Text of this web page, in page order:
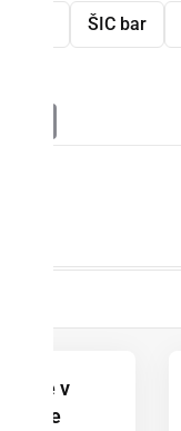
ŠIC bar
PrintFriendly
v
si je